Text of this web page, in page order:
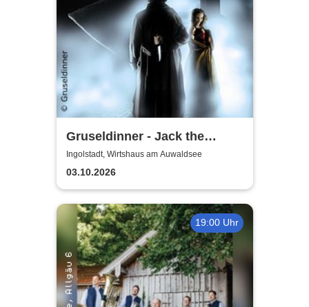
Gruseldinner - Jack the
Ripper
Ingolstadt, Wirtshaus am Auwaldsee
03.10.2026
19:00 Uhr